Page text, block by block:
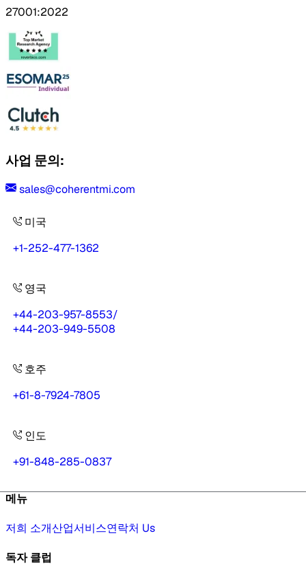
27001:2022
사업 문의:
sales@coherentmi.com
미국
+1-252-477-1362
영국
+44-203-957-8553/
+44-203-949-5508
호주
+61-8-7924-7805
인도
+91-848-285-0837
메뉴
저희 소개산업서비스연락처 Us
독자 클럽